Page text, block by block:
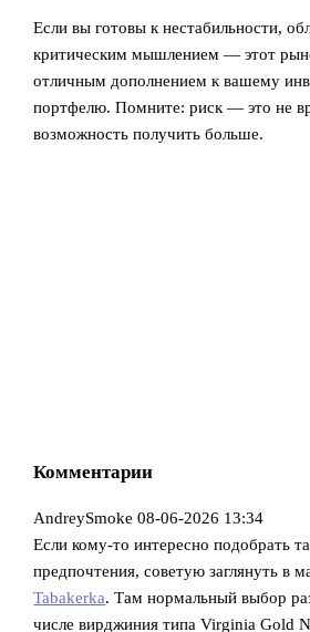
Если вы готовы к нестабильности,
критическим мышлением — этот
отличным дополнением к вашему
портфелю. Помните: риск — это не
возможность получить больше.
Комментарии
AndreySmoke 08-06-2026 13:34
Если кому-то интересно подобрать
предпочтения, советую заглянуть в
Tabakerka. Там нормальный выбор
числе вирджиния типа Virginia Gold